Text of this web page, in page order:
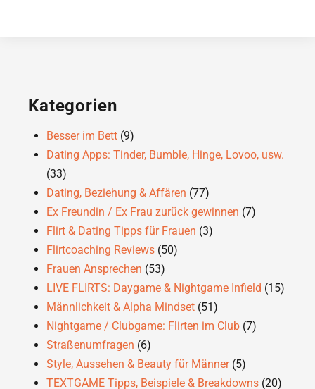
Kategorien
Besser im Bett (9)
Dating Apps: Tinder, Bumble, Hinge, Lovoo, usw.
(33)
Dating, Beziehung & Affären (77)
Ex Freundin / Ex Frau zurück gewinnen (7)
Flirt & Dating Tipps für Frauen (3)
Flirtcoaching Reviews (50)
Frauen Ansprechen (53)
LIVE FLIRTS: Daygame & Nightgame Infield (15)
Männlichkeit & Alpha Mindset (51)
Nightgame / Clubgame: Flirten im Club (7)
Straßenumfragen (6)
Style, Aussehen & Beauty für Männer(5)
TEXTGAME Tipps, Beispiele & Breakdowns (20)